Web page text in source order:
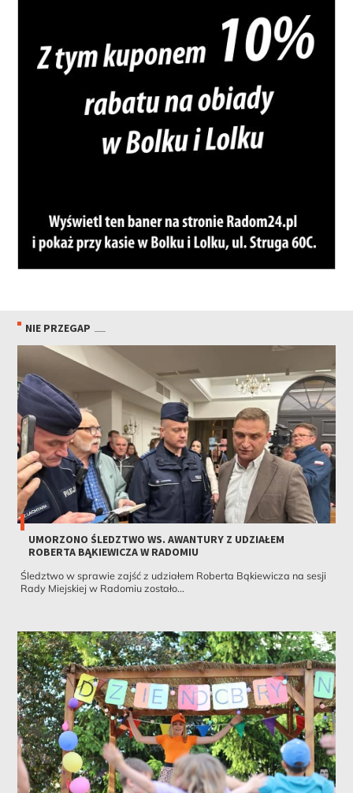
NIE PRZEGAP
UMORZONO ŚLEDZTWO WS. AWANTURY Z UDZIAŁEM
ROBERTA BĄKIEWICZA W RADOMIU
Śledztwo w sprawie zajść z udziałem Roberta Bąkiewicza na sesji
Rady Miejskiej w Radomiu zostało...